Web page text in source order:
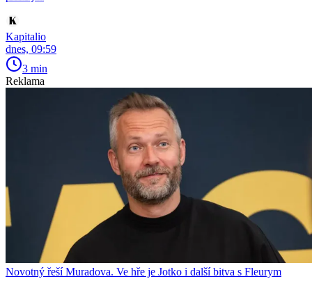
Kapitalio
dnes, 09:59
3 min
Reklama
Novotný řeší Muradova. Ve hře je Jotko i další bitva s Fleurym